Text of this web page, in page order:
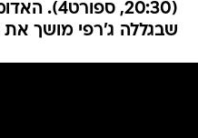
(20:30,
שבגללה ג'רפי מושך את